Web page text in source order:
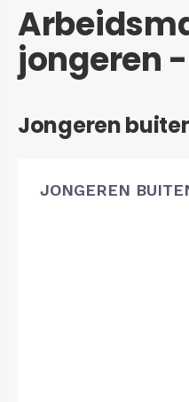
jongeren
Jongeren
JONGEREN